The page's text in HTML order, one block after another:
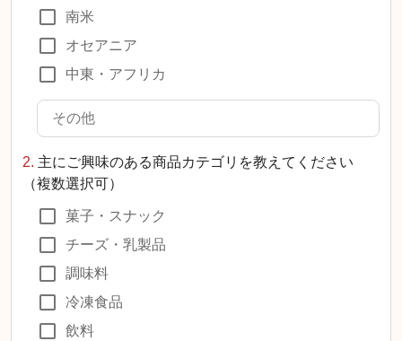
南米
オセアニア
中東・アフリカ
2. 主にご興味のある商品カテゴリを教えてください
（複数選択可）
菓子・スナック
チーズ・乳製品
調味料
冷凍食品
飲料